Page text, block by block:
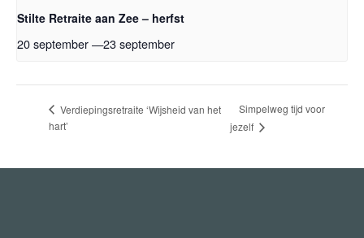
Stilte Retraite aan Zee – herfst
20 september—23 september
Verdiepingsretraite ‘Wijsheid van het
hart’
Simpelweg tijd voor
jezelf